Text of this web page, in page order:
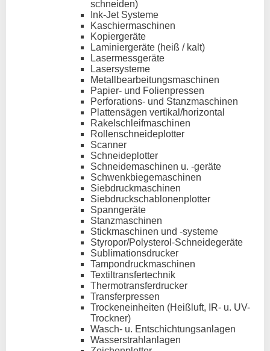
schneiden)
Ink-Jet Systeme
Kaschiermaschinen
Kopiergeräte
Laminiergeräte (heiß / kalt)
Lasermessgeräte
Lasersysteme
Metallbearbeitungsmaschinen
Papier- und Folienpressen
Perforations- und Stanzmaschinen
Plattensägen vertikal/horizontal
Rakelschleifmaschinen
Rollenschneideplotter
Scanner
Schneideplotter
Schneidemaschinen u. -geräte
Schwenkbiegemaschinen
Siebdruckmaschinen
Siebdruckschablonenplotter
Spanngeräte
Stanzmaschinen
Stickmaschinen und -systeme
Styropor/Polysterol-Schneidegeräte
Sublimationsdrucker
Tampondruckmaschinen
Textiltransfertechnik
Thermotransferdrucker
Transferpressen
Trockeneinheiten (Heißluft, IR- u. UV-
Trockner)
Wasch- u. Entschichtungsanlagen
Wasserstrahlanlagen